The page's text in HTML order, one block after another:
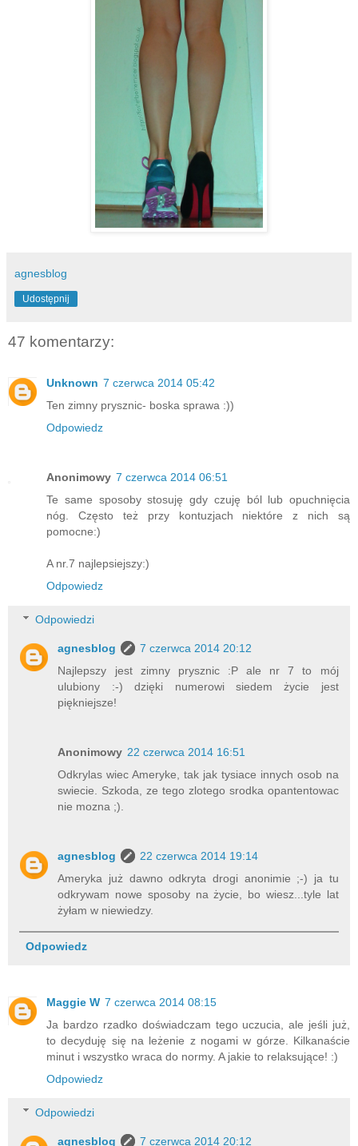
agnesblog
Udostępnij
47 komentarzy:
Unknown 7 czerwca 2014 05:42
Ten zimny prysznic- boska sprawa :))
Odpowiedz
Anonimowy 7 czerwca 2014 06:51
Te same sposoby stosuję gdy czuję ból lub opuchnięcia
nóg. Często też przy kontuzjach niektóre z nich są
pomocne:)
A nr.7 najlepsiejszy:)
Odpowiedz
Odpowiedzi
agnesblog
7 czerwca 2014 20:12
Najlepszy jest zimny prysznic :P ale nr 7 to mój
ulubiony :-) dzięki numerowi siedem życie jest
piękniejsze!
Anonimowy 22 czerwca 2014 16:51
Odkrylas wiec Ameryke, tak jak tysiace innych osob na
swiecie. Szkoda, ze tego zlotego srodka opantentowac
nie mozna ;).
agnesblog
22 czerwca 2014 19:14
Ameryka już dawno odkryta drogi anonimie ;-) ja tu
odkrywam nowe sposoby na życie, bo wiesz...tyle lat
żyłam w niewiedzy.
Odpowiedz
Maggie W 7 czerwca 2014 08:15
Ja bardzo rzadko doświadczam tego uczucia, ale jeśli już,
to decyduję się na leżenie z nogami w górze. Kilkanaście
minut i wszystko wraca do normy. A jakie to relaksujące! :)
Odpowiedz
Odpowiedzi
agnesblog
7 czerwca 2014 20:12